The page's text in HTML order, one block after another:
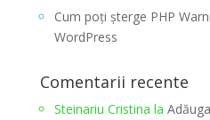
Cum poți șterge PHP
WordPress
Comentarii recente
Steinariu Cristina la